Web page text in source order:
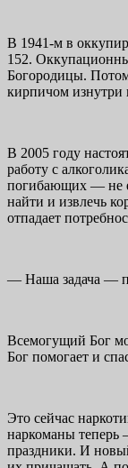
В 1941-м в
152.
Богородицы.
кирпичом изнутри
В 2005 году
работу с
погибающих — не
найти и извлечь
отпадает
— Наша задача —
Всемогущий Бог
Бог помогает и
Это сейчас
наркоманы теперь
праздники. И